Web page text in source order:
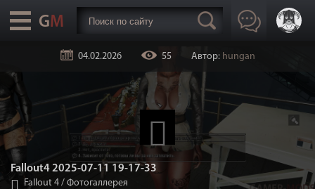
04.02.2026 55 Автор: hungan
Fallout4 2025-07-11 19-17-33
Fallout 4 / Фотогаллерея